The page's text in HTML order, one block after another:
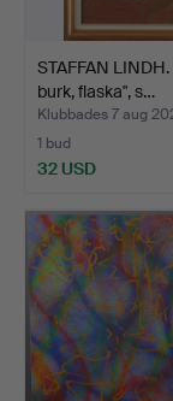
STAFFAN
burk, flaska", s…
Klubbades 7 aug
1 bud
32 USD